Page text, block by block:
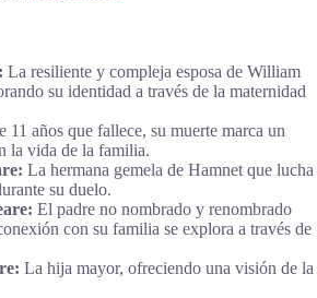
La resiliente y compleja esposa de William
su identidad a través de la maternidad
11 años que fallece, su muerte marca un
la vida de la familia.
La hermana gemela de Hamnet que lucha
su duelo.
El padre no nombrado y renombrado
con su familia se explora a través de
La hija mayor, ofreciendo una visión de la